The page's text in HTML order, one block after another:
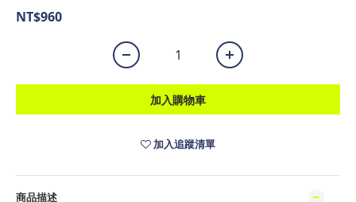
NT$960
加入購物車
加入追蹤清單
商品描述